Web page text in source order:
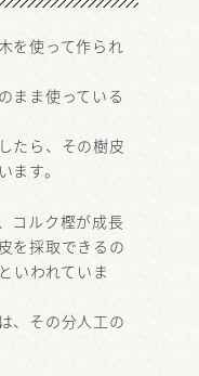
を使って作られ
まま使っている
たら、その樹皮
す。
コルク樫が成長
を採取できるの
いわれていま
、その分人工の